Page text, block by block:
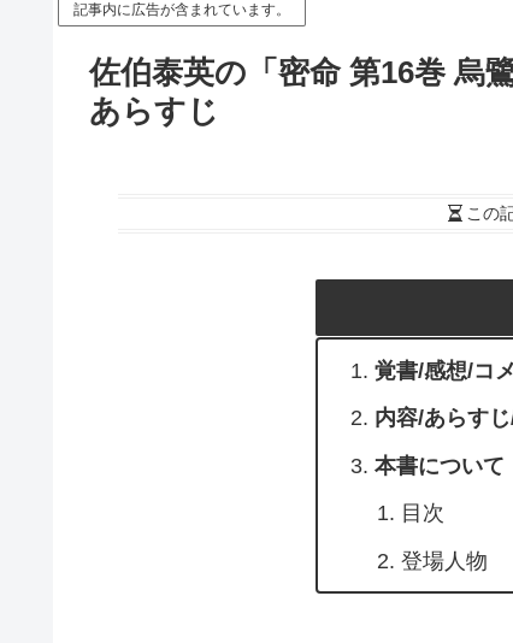
記事内に広告が含まれています。
佐伯泰英の「密命 第16巻 烏
あらすじ
この
覚書/感想/コ
内容/あらす
本書について
目次
登場人物